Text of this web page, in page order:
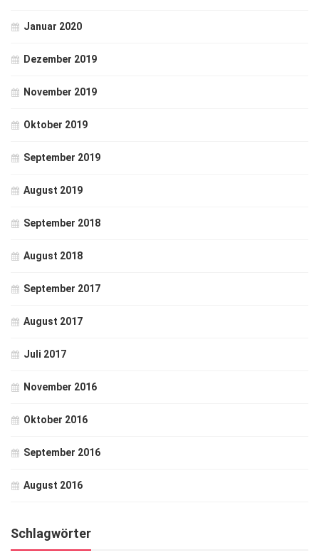
Januar 2020
Dezember 2019
November 2019
Oktober 2019
September 2019
August 2019
September 2018
August 2018
September 2017
August 2017
Juli 2017
November 2016
Oktober 2016
September 2016
August 2016
Schlagwörter